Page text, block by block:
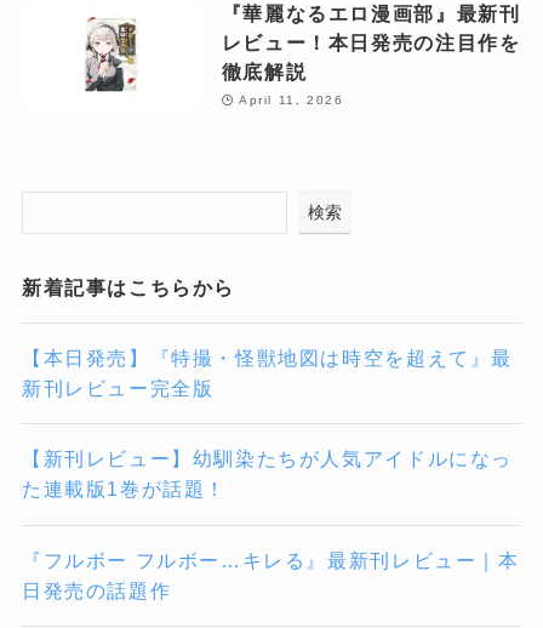
『華麗なるエロ漫画部』最新刊
レビュー！本日発売の注目作を
徹底解説
April 11, 2026
検索
新着記事はこちらから
【本日発売】『特撮・怪獣地図は時空を超えて』最
新刊レビュー完全版
【新刊レビュー】幼馴染たちが人気アイドルになっ
た連載版1巻が話題！
『フルボー フルボー…キレる』最新刊レビュー｜本
日発売の話題作